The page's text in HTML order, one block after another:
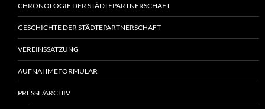
CHRONOLOGIE DER STÄDTEPARTNERSCHAFT
GESCHICHTE DER STÄDTEPARTNERSCHAFT
VEREINSSATZUNG
AUFNAHMEFORMULAR
PRESSE/ARCHIV